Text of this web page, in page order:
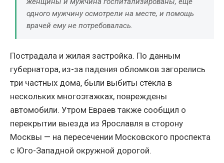
одного мужчину осмотрели на месте, и помощь
врачей ему не потребовалась.
Пострадала и жилая застройка. По данным
губернатора, из-за падения обломков загорелись
три частных дома, были выбиты стёкла в
нескольких многоэтажках, повреждены
автомобили. Утром Евраев также сообщил о
перекрытии выезда из Ярославля в сторону
Москвы — на пересечении Московского проспекта
с Юго-Западной окружной дорогой.